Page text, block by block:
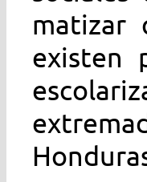
matizar
existen